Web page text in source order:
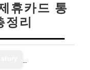
휴카드 통
리